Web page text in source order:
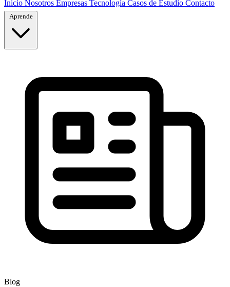
Inicio Nosotros Empresas Tecnología Casos de Estudio Contacto
Aprende
Blog